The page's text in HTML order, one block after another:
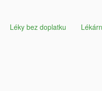
Léky bez doplatku